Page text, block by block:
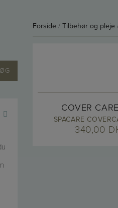
Forside / Tilbehør og pleje
COVER
SPACARE
340,00